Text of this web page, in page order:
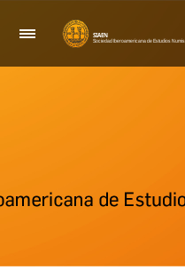
Nabigazioa